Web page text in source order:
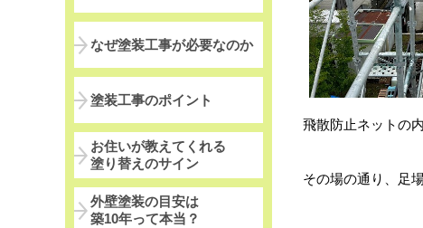
飛散防止ネットの
その場の通り、足
なぜ塗装工事が必要なのか
塗装工事のポイント
お住いが教えてくれる
塗り替えのサイン
外壁塗装の目安は
築10年って本当？